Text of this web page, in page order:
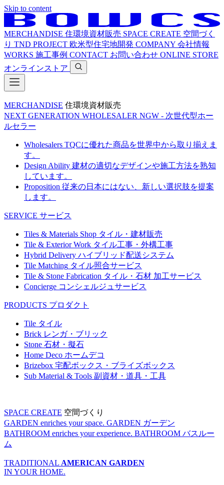
Skip to content
MERCHANDISE 住環境資材販売 SPACE CREATE 空間づく
り TND PROJECT 欧米型住宅地開発 COMPANY 会社情報
WORKS 施工事例 CONTACT お問い合わせ ONLINE STORE
オンラインストア
MERCHANDISE 住環境資材販売
NEXT GENERATION WHOLESALER NGW - 次世代型ホー
ルセラー
Wholesalers TQCに優れた商品を世界中から取り揃えま
す。
Design Ability 建材の適切なデザインや施工方法を熟知
しています。
Proposition 従来の日本にはない、新しい選択肢を提案
します。
SERVICE サービス
Tiles & Materials Shop タイル・建材販売
Tile & Exterior Work タイル工事・外構工事
Hybrid Delivery ハイブリッド配送システム
Tile Matching タイル照合サービス
Tile & Stone Fabrication タイル・石材 加工サービス
Concierge コンシェルジュサービス
PRODUCTS プロダクト
Tile タイル
Brick レンガ・ブリック
Stone 石材・擬石
Home Deco ホームデコ
Brizebox 宅配ボックス・ブライズボックス
Sub Material & Tools 副資材・道具・工具
SPACE CREATE 空間づくり
GARDEN enriches your space. GARDEN ガーデン
BATHROOM enriches your experience. BATHROOM バスルー
ム
TRADITIONAL AMERICAN GARDEN
IN YOUR HOME.